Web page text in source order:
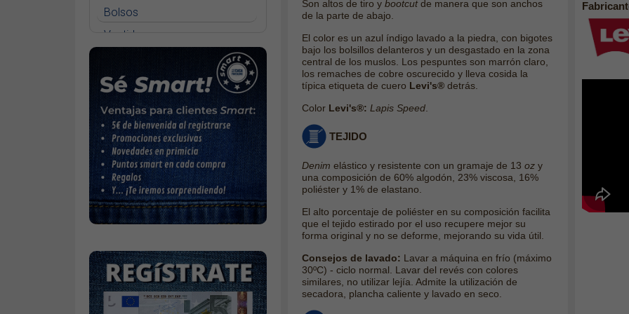
Only Blush medium waist flared
Only Sui slim
Bolsos
Vestidos
Jerséys
Chaquetas
Complementos
Cinturones
Bufandas y pañuelos
Calcetines
Calzado
Gabardina verano hombre
Pana mujer
Ropa interior
Son altos de tiro y bootcutde manera que son anchos
de la parte de abajo.
El color es un azul índigo lavado a la piedra, con bigotes
bajo los bolsillos delanteros y un desgastado en la zona
central de los muslos. Los pespuntes son marrón claro,
los remaches de cobre oscurecido y lleva cosida la
típica etiqueta de cuero Levi's®detrás.
Color Levi's®: Lapis Speed.
TEJIDO
Denim elástico y resistente con un gramaje de 13 ozy
una composición de 60% algodón, 23% viscosa, 16%
poliéster y 1% de elastano.
El alto porcentaje de poliéster en su composición facilita
que el tejido estirado por el uso recupere mejor su
forma original y no se deforme, mejorando su vida útil.
Consejos de lavado: Lavar a máquina en frío (máximo
30ºC) - ciclo normal. Lavar del revés con colores
similares, no utilizar lejía. Admite la utilización de
secadora, plancha caliente y lavado en seco.